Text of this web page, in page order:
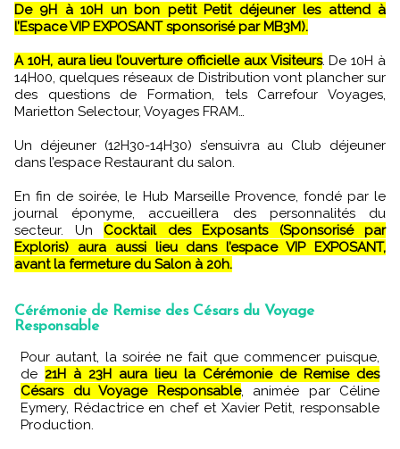
De 9H à 10H un bon petit Petit déjeuner les attend à
l’Espace VIP EXPOSANT sponsorisé par MB3M).
A 10H, aura lieu l’ouverture officielle aux Visiteurs. De 10H à
14H00, quelques réseaux de Distribution vont plancher sur
des questions de Formation, tels Carrefour Voyages,
Marietton Selectour, Voyages FRAM…
Un déjeuner (12H30-14H30) s’ensuivra au Club déjeuner
dans l’espace Restaurant du salon.
En fin de soirée, le Hub Marseille Provence, fondé par le
journal éponyme, accueillera des personnalités du
secteur. Un Cocktail des Exposants (Sponsorisé par
Exploris) aura aussi lieu dans l’espace VIP EXPOSANT,
avant la fermeture du Salon à 20h.
Cérémonie de Remise des Césars du Voyage
Responsable
Pour autant, la soirée ne fait que commencer puisque,
de 21H à 23H aura lieu la Cérémonie de Remise des
Césars du Voyage Responsable, animée par Céline
Eymery, Rédactrice en chef et Xavier Petit, responsable
Production.